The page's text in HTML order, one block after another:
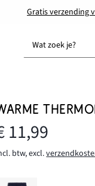
Gratis verzending
Wat zoek je?
11,99
btw, excl.